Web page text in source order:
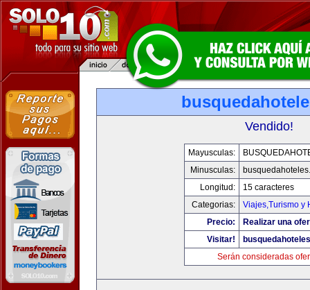
Vendido!
Mayusculas:
Minusculas:
Longitud:
15 caracteres
Categorias:
Viajes,Turismo y
Precio:
Realizar una
Visitar!
Serán consideradas